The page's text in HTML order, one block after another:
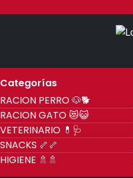
Categorías
RACION PERRO 🐶🐕
RACION GATO 😻😺
VETERINARIO 💊🩺
SNACKS 🦴🦴
HIGIENE 🚿🚿